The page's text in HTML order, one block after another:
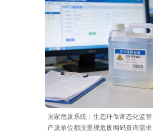
国家危废系统：生态环保常态化监
产废单位都没重视危废编码查询需